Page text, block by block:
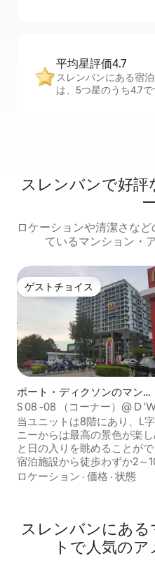
平均星評価4.7
スレンバンにある宿
は、5つ星のうち4.7で
スレンバンで好
ロケーションや清潔さな
ているマンション・
ゲストチョイス
ゲストチョイス
ポート・ディクソンのマン
ション・アパート
S 08 -08 （コーナー）@ D
＆レジデンス
当ユニットは8階にあり、L
ニーからは最高の景色が楽
と日の入りを眺めることができ
宿泊施設から徒歩わずか2～
に、KFC、マクドナルド、ピ
には銀行、ハイパーマーケ
パブ、セブンイレブン、DIY
Coffee、スターバックスも
ロケーション · 価格 · 状態
スレンバンにあ
トで人気の